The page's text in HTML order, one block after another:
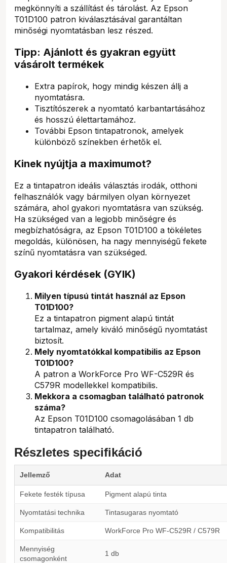
megkönnyíti a szállítást és tárolást. Az Epson
T01D100 patron kiválasztásával garantáltan
minőségi nyomtatásban lesz részed.
Tipp: Ajánlott és gyakran együtt
vásárolt termékek
Extra papírok, hogy mindig készen állj a
nyomtatásra.
Tisztítószerek a nyomtató karbantartásához
és hosszú élettartamához.
További Epson tintapatronok, amelyek
különböző színekben érhetők el.
Kinek nyújtja a maximumot?
Ez a tintapatron ideális választás irodák, otthoni
felhasználók vagy bármilyen olyan környezet
számára, ahol gyakori nyomtatásra van szükség.
Ha szükséged van a legjobb minőségre és
megbízhatóságra, az Epson T01D100 a tökéletes
megoldás, különösen, ha nagy mennyiségű fekete
színű nyomtatásra van szükséged.
Gyakori kérdések (GYIK)
Milyen típusú tintát használ az Epson
T01D100?
Ez a tintapatron pigment alapú tintát
tartalmaz, amely kiváló minőségű nyomtatást
biztosít.
Mely nyomtatókkal kompatibilis az Epson
T01D100?
A patron a WorkForce Pro WF-C529R és
C579R modellekkel kompatibilis.
Mekkora a csomagban található patronok
száma?
Az Epson T01D100 csomagolásában 1 db
tintapatron található.
Részletes specifikáció
Jellemző Adat
Fekete festék típusa Pigment alapú tinta
Nyomtatási technika Tintasugaras nyomtató
Kompatibilitás WorkForce Pro WF-C529R / C579R
Mennyiség
csomagonként
1 db